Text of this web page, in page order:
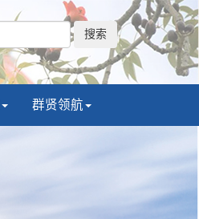
搜索
群贤领航